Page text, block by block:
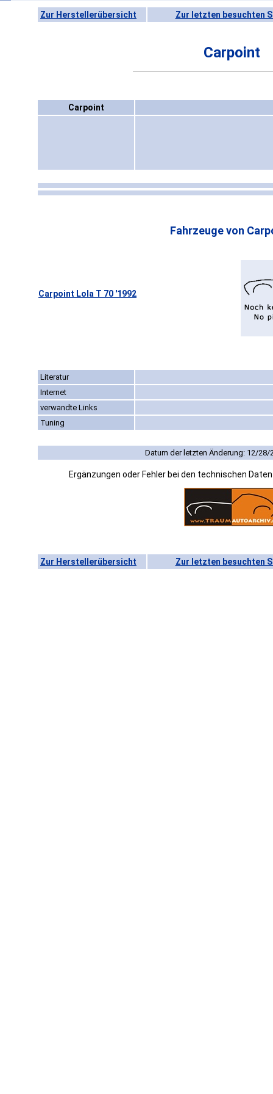
Zur Herstellerübersicht Zur letzten besuchten
Carpoint
Carpoint
Fahrzeuge von
Carpoint Lola T 70 '1992
Literatur
Internet
verwandte Links
Tuning
Datum der letzten Änderung: 12/28/
Ergänzungen oder Fehler bei den technischen
Zur Herstellerübersicht Zur letzten besuchten